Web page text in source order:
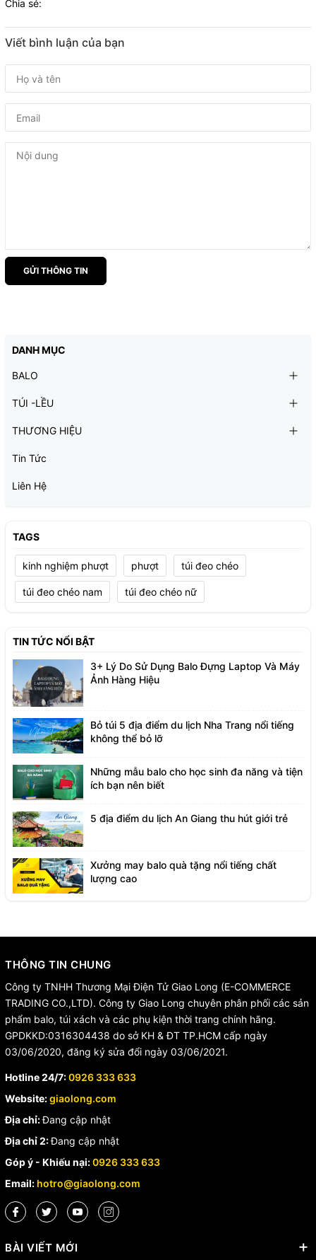
Chia sẻ:
Viết bình luận của bạn
GỬI THÔNG TIN
DANH MỤC
BALO
TÚI -LỀU
THƯƠNG HIỆU
Tin Tức
Liên Hệ
TAGS
kinh nghiệm phượt phượt túi đeo chéo
túi đeo chéo nam túi đeo chéo nữ
TIN TỨC NỔI BẬT
3+ Lý Do Sử Dụng Balo Đựng Laptop Và Máy
Ảnh Hàng Hiệu
Bỏ túi 5 địa điểm du lịch Nha Trang nổi tiếng
không thể bỏ lỡ
Những mẫu balo cho học sinh đa năng và tiện
ích bạn nên biết
5 địa điểm du lịch An Giang thu hút giới trẻ
Xưởng may balo quà tặng nổi tiếng chất
lượng cao
THÔNG TIN CHUNG
Công ty TNHH Thương Mại Điện Tử Giao Long (E-COMMERCE
TRADING CO.,LTD). Công ty Giao Long chuyên phân phối các sản
phẩm balo, túi xách và các phụ kiện thời trang chính hãng.
GPDKKD:0316304438 do sở KH & ĐT TP.HCM cấp ngày
03/06/2020, đăng ký sửa đổi ngày 03/06/2021.
Hotline 24/7:0926 333 633
Website:giaolong.com
Địa chỉ:Đang cập nhật
Địa chỉ 2:Đang cập nhật
Góp ý - Khiếu nại:0926 333 633
Email: hotro@giaolong.com
BÀI VIẾT MỚI